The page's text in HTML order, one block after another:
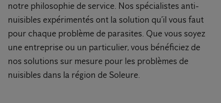
notre philosophie de service. Nos spécialistes anti-
nuisibles expérimentés ont la solution qu’il vous faut
pour chaque problème de parasites. Que vous soyez
une entreprise ou un particulier, vous bénéficiez de
nos solutions sur mesure pour les problèmes de
nuisibles dans la région de Soleure.